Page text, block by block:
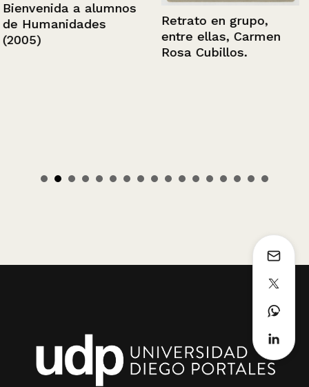
Bienvenida a alumnos
de Humanidades
(2005)
Retrato en grupo,
entre ellas, Carmen
Rosa Cubillos.